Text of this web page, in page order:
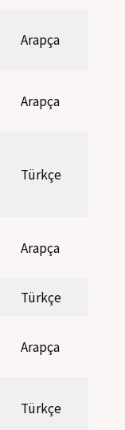
Arapça
Arapça
Türkçe
Arapça
Türkçe
Arapça
Türkçe